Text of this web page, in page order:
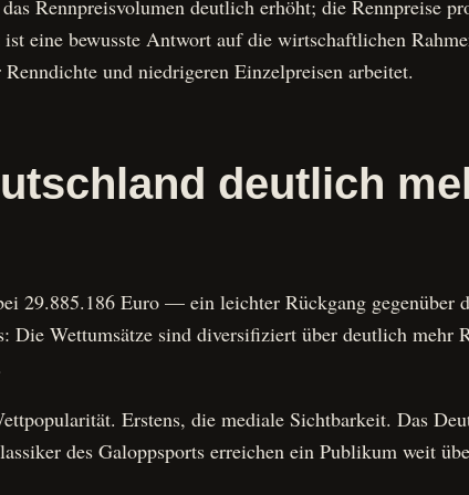
Rennpreisvolumen deutlich erhöht; die Rennpreise
eine bewusste Antwort auf die wirtschaftlichen
und niedrigeren Einzelpreisen arbeitet.
deutlich
29.885.186 Euro — ein leichter Rückgang gegenüber
Wettumsätze sind diversifiziert über deutlich mehr
Erstens, die mediale Sichtbarkeit. Das
des Galoppsports erreichen ein Publikum weit